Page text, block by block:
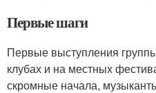
Первые шаги
Первые выступления
клубах и на местных
скромные начала,